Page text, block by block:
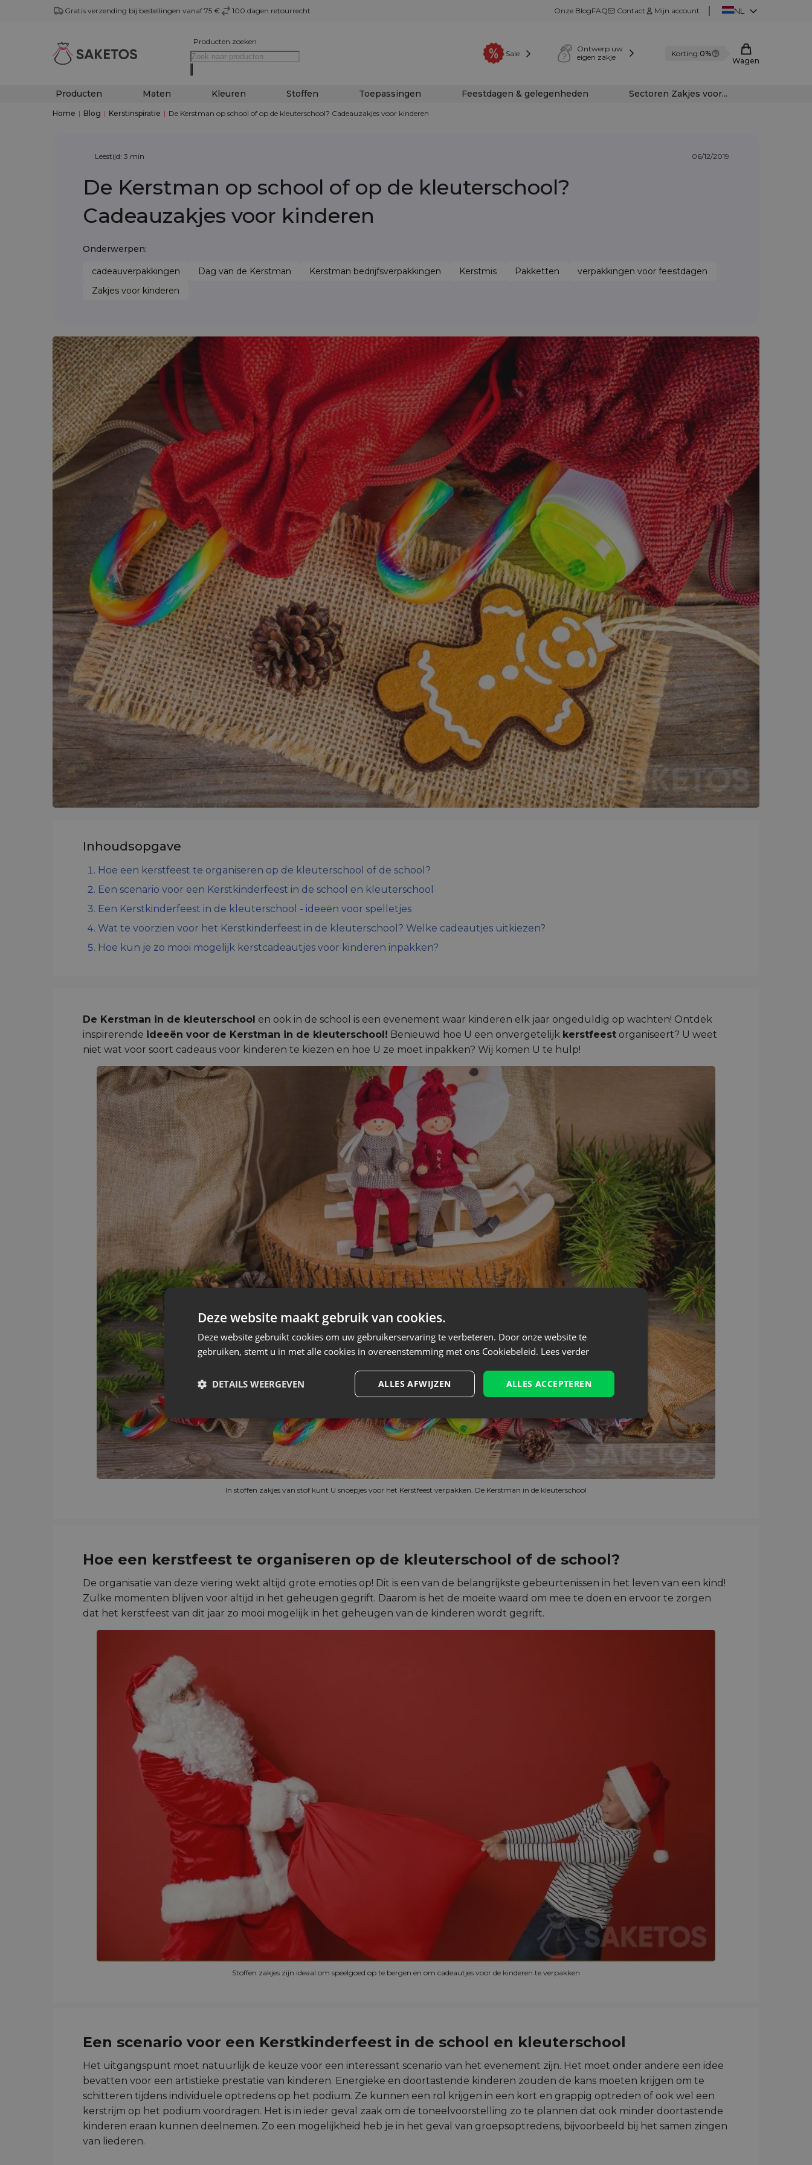
Gratis verzending bij bestellingen vanaf 75 € 100 dagen retourrecht Onze BlogFAQ Contact Mijn account NL
Producten zoeken
Sale
Ontwerp uw
eigen zakje
Korting:0%
Wagen
Producten Maten Kleuren Stoffen Toepassingen Feestdagen & gelegenheden Sectoren Zakjes voor...
Home | Blog | Kerstinspiratie | De Kerstman op school of op de kleuterschool? Cadeauzakjes voor kinderen
Leestijd: 3 min 06/12/2019
De Kerstman op school of op de kleuterschool?
Cadeauzakjes voor kinderen
Onderwerpen:
cadeauverpakkingen Dag van de Kerstman Kerstman bedrijfsverpakkingen Kerstmis Pakketten
verpakkingen voor feestdagen
Zakjes voor kinderen
Inhoudsopgave
Hoe een kerstfeest te organiseren op de kleuterschool of de school?
Een scenario voor een Kerstkinderfeest in de school en kleuterschool
Een Kerstkinderfeest in de kleuterschool - ideeën voor spelletjes
Wat te voorzien voor het Kerstkinderfeest in de kleuterschool? Welke cadeautjes uitkiezen?
Hoe kun je zo mooi mogelijk kerstcadeautjes voor kinderen inpakken?
De Kerstman in de kleuterschool en ook in de school is een evenement waar kinderen elk jaar ongeduldig op wachten! Ontdek
inspirerende ideeën voor de Kerstman in de kleuterschool! Benieuwd hoe U een onvergetelijk kerstfeest organiseert? U weet
niet wat voor soort cadeaus voor kinderen te kiezen en hoe U ze moet inpakken? Wij komen U te hulp!
In stoffen zakjes van stof kunt U snoepjes voor het Kerstfeest verpakken. De Kerstman in de kleuterschool
Hoe een kerstfeest te organiseren op de kleuterschool of de school?
De organisatie van deze viering wekt altijd grote emoties op! Dit is een van de belangrijkste gebeurtenissen in het leven van een kind!
Zulke momenten blijven voor altijd in het geheugen gegrift. Daarom is het de moeite waard om mee te doen en ervoor te zorgen
dat het kerstfeest van dit jaar zo mooi mogelijk in het geheugen van de kinderen wordt gegrift.
Stoffen zakjes zijn ideaal om speelgoed op te bergen en om cadeautjes voor de kinderen te verpakken
Een scenario voor een Kerstkinderfeest in de school en kleuterschool
Het uitgangspunt moet natuurlijk de keuze voor een interessant scenario van het evenement zijn. Het moet onder andere een idee
bevatten voor een artistieke prestatie van kinderen. Energieke en doortastende kinderen zouden de kans moeten krijgen om te
schitteren tijdens individuele optredens op het podium. Ze kunnen een rol krijgen in een kort en grappig optreden of ook wel een
kerstrijm op het podium voordragen. Het is in ieder geval zaak om de toneelvoorstelling zo te plannen dat ook minder doortastende
kinderen eraan kunnen deelnemen. Zo een mogelijkheid heb je in het geval van groepsoptredens, bijvoorbeeld bij het samen zingen
van liederen.
Deze website maakt gebruik van cookies.
Deze website gebruikt cookies om uw gebruikerservaring te verbeteren. Door onze website te
gebruiken, stemt u in met alle cookies in overeenstemming met ons Cookiebeleid. Lees verder
ALLES ACCEPTEREN
ALLES AFWIJZEN
DETAILS WEERGEVEN